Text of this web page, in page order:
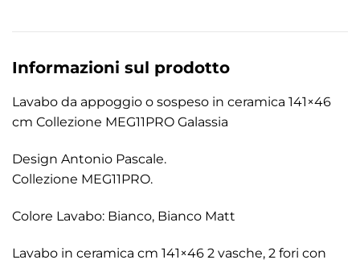
Informazioni sul prodotto
Lavabo da appoggio o sospeso in ceramica 141×46
cm Collezione MEG11PRO Galassia
Design Antonio Pascale.
Collezione MEG11PRO.
Colore Lavabo: Bianco, Bianco Matt
Lavabo in ceramica cm 141×46 2 vasche, 2 fori con